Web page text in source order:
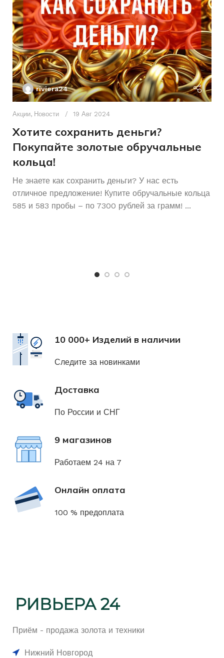
БРЕНД ИНСТРУМЕНТА
riviera24
Акции, Новости 19 Авг 2024
Хотите сохранить деньги?
Покупайте золотые обручальные
кольца!
Не знаете как сохранить деньги? У нас есть
отличное предложение! Купите обручальные кольца
585 и 583 пробы – по 7300 рублей за грамм! ...
10 000+ Изделий в наличии
Следите за новинками
Доставка
По России и СНГ
9 магазинов
Работаем 24 на 7
Онлайн оплата
100 % предоплата
Приём - продажа золота и техники
Нижний Новгород